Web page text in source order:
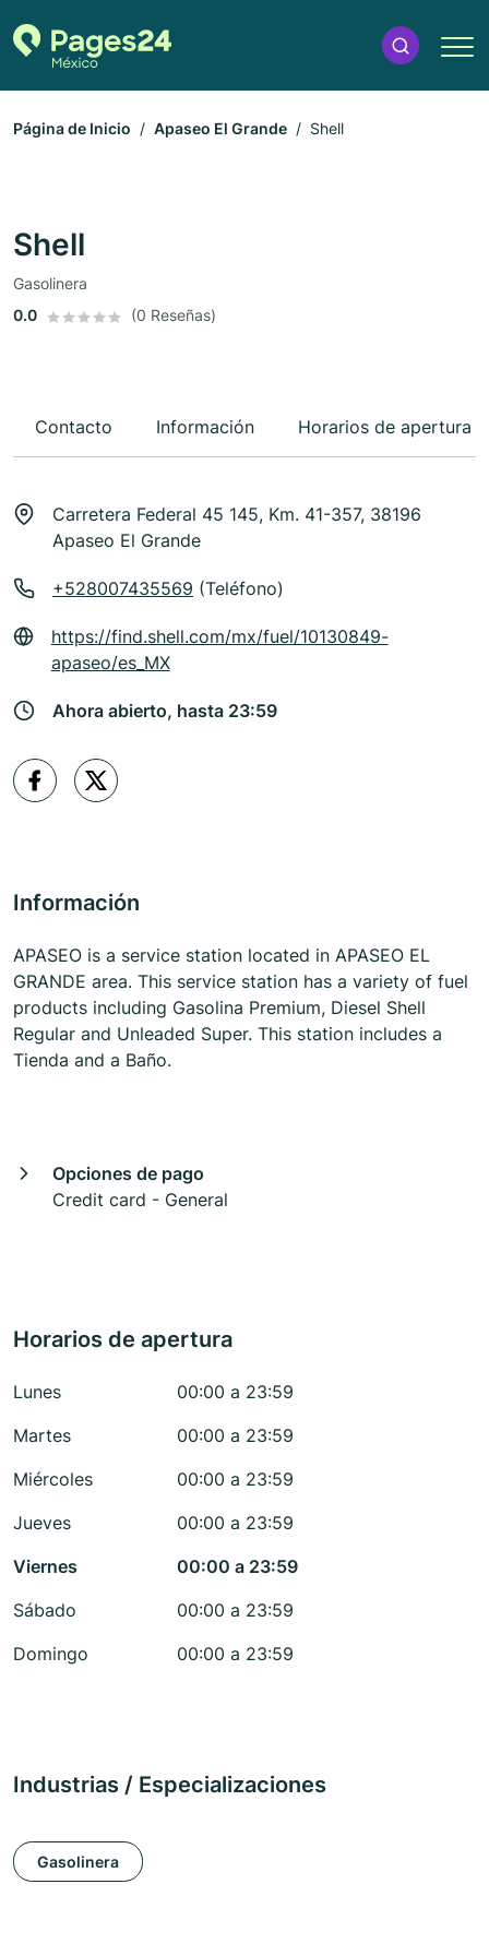
Página de Inicio Apaseo El Grande Shell
Shell
Gasolinera
0.0
(0 Reseñas)
Contacto Información Horarios de apertura
Carretera Federal 45 145, Km. 41-357, 38196
Apaseo El Grande
+528007435569 (Teléfono)
https://find.shell.com/mx/fuel/10130849-
apaseo/es_MX
Ahora abierto, hasta 23:59
Información
APASEO is a service station located in APASEO EL
GRANDE area. This service station has a variety of fuel
products including Gasolina Premium, Diesel Shell
Regular and Unleaded Super. This station includes a
Tienda and a Baño.
Opciones de pago
Credit card - General
Horarios de apertura
Lunes
00:00 a 23:59
Martes
00:00 a 23:59
Miércoles
00:00 a 23:59
Jueves
00:00 a 23:59
Viernes
00:00 a 23:59
Sábado
00:00 a 23:59
Domingo
00:00 a 23:59
Industrias / Especializaciones
Gasolinera